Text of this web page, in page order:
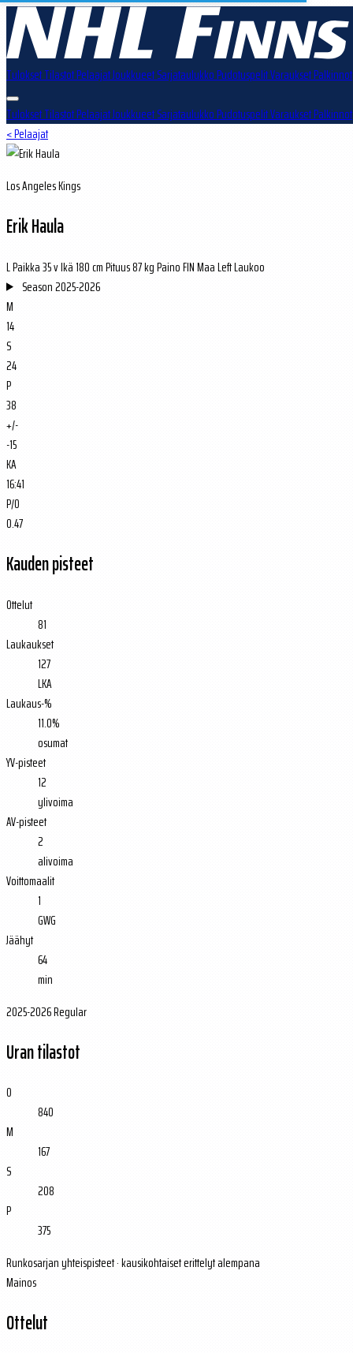
TuloksetTilastotPelaajatJoukkueetSarjataulukkoPudotuspelitVarauksetPalkinnot
TuloksetTilastotPelaajatJoukkueetSarjataulukkoPudotuspelitVarauksetPalkinnot
< Pelaajat
Los Angeles Kings
Erik Haula
LPaikka35 vIkä180 cmPituus87 kgPainoFINMaaLeftLaukoo
Season2025-2026
M
14
S
24
P
38
+/-
-15
KA
16:41
P/O
0.47
Kauden pisteet
Ottelut
81
Laukaukset
127
LKA
Laukaus-%
11.0%
osumat
YV-pisteet
12
ylivoima
AV-pisteet
2
alivoima
Voittomaalit
1
GWG
Jäähyt
64
min
2025-2026 Regular
Uran tilastot
O
840
M
167
S
208
P
375
Runkosarjan yhteispisteet · kausikohtaiset erittelyt alempana
Mainos
Ottelut